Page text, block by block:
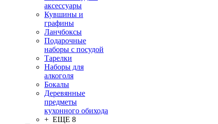
аксессуары
Кувшины и
графины
Ланчбоксы
Подарочные
наборы с посудой
Тарелки
Наборы для
алкоголя
Бокалы
Деревянные
предметы
кухонного обихода
+ ЕЩЕ 8